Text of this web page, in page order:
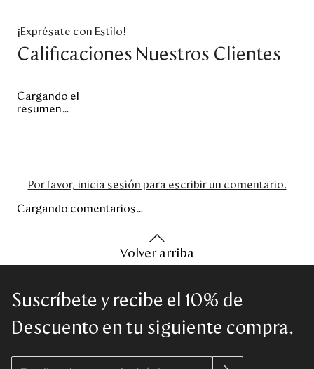
¡Exprésate con Estilo!
Calificaciones Nuestros Clientes
Cargando el
resumen…
Por favor, inicia sesión para escribir un comentario.
Cargando comentarios…
Volver arriba
Suscríbete y recibe el 10% de
Descuento en tu siguiente compra.